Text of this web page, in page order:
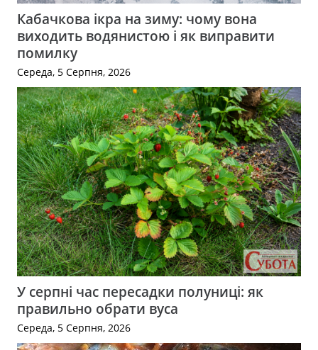
Кабачкова ікра на зиму: чому вона
виходить водянистою і як виправити
помилку
Середа, 5 Серпня, 2026
У серпні час пересадки полуниці: як
правильно обрати вуса
Середа, 5 Серпня, 2026